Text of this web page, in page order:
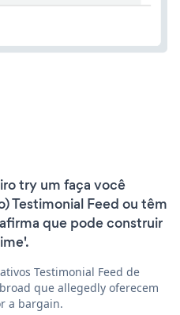
try um faça você
Testimonial Feed ou têm
que pode construir
Testimonial Feed de
que allegedly oferecem
a bargain.